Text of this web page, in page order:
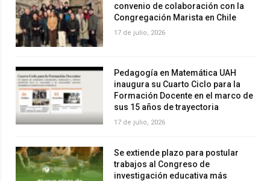
convenio de colaboración con la
Congregación Marista en Chile
17 de julio, 2026
Pedagogía en Matemática UAH
inaugura su Cuarto Ciclo para la
Formación Docente en el marco de
sus 15 años de trayectoria
17 de julio, 2026
Se extiende plazo para postular
trabajos al Congreso de
investigación educativa más